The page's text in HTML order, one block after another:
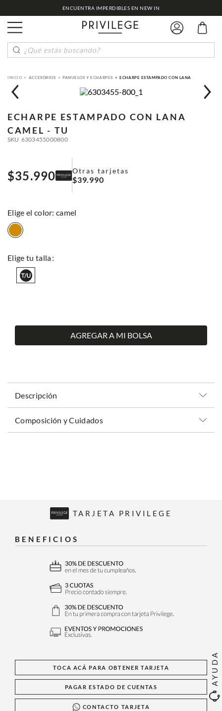
AYUDA
ENCUENTRA IMPERDIBLES EN NEW IN
¿Qué estás buscando?
ACCESORIOS PANUELOS Y ECHARPES ECHARPE ESTAMPADO CON LANA
ECHARPE ESTAMPADO CON LANA
CAMEL - TU
SKU 6303455000800
$35.990 Otras tarjetas
$39.990
: camel
AGREGAR A MI BOLSA
Descripción
Composición y Cuidados
TARJETA PRIVILEGE
BENEFICIOS
TOCA ACÁ PARA OBTENER TARJETA
PAGAR ESTADO DE CUENTAS
CONTACTO TARJETA